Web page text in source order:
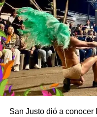
San Justo dió a conocer